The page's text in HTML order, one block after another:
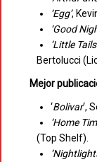
‘Egg’,
‘Good
‘Little Tails
Bertolucci
Mejor
‘Bolivar‘,
‘Home
(Top Shelf).